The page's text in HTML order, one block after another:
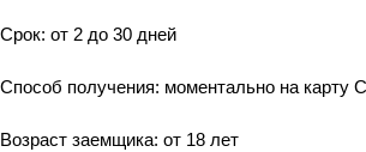
Срок: от 2 до 30 дней
Способ получения: моментально на карту
Возраст заемщика: от 18 лет